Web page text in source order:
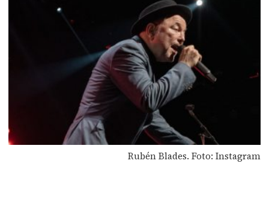
Rubén Blades. Foto: Instagram